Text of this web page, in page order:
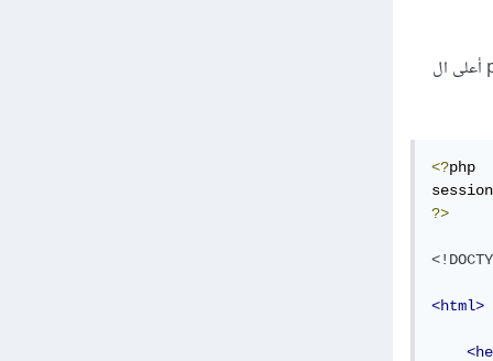
يمكنك تجريب تطبيق هذا البرنامج... تحتاج ملف باسم login.php يحتوي التالي: (لاحظ مطلوبك بشيفرة php أعلى ال
<?php
?>
<html>